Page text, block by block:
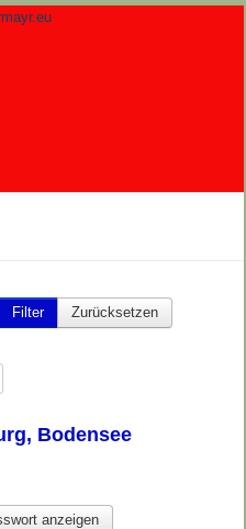
Filter
Zurücksetzen
Bodensee
anzeigen